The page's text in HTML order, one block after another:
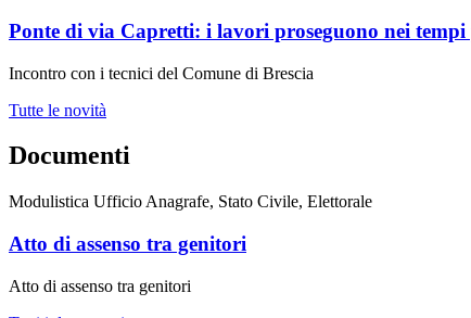
Ponte di via Capretti: i lavori proseguono nei tempi
Incontro con i tecnici del Comune di Brescia
Tutte le novità
Documenti
Modulistica Ufficio Anagrafe, Stato Civile, Elettorale
Atto di assenso tra genitori
Atto di assenso tra genitori